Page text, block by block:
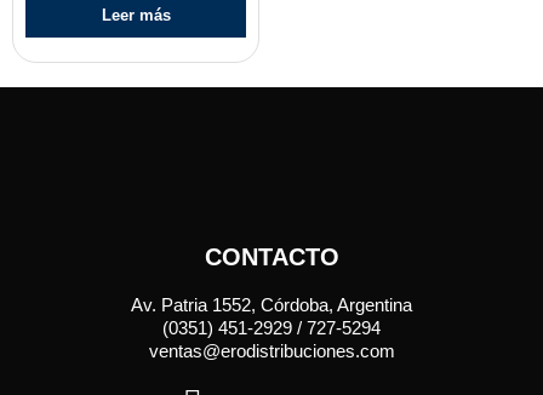
Leer más
CONTACTO
Av. Patria 1552, Córdoba, Argentina
(0351) 451-2929 / 727-5294
ventas@erodistribuciones.com